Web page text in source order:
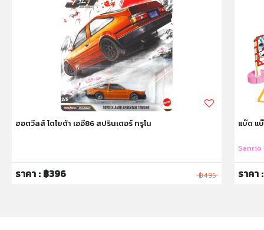
ฮอตวีลส์ โตโยต้า เออี86 สปรินเตอร์ ทรูโน
ราคา : ฿396 ฿495
แบ๊ด แ
Sanrio
ราคา